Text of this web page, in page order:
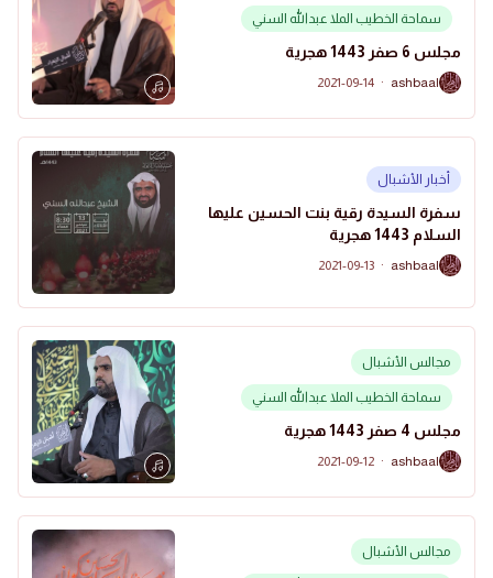
سماحة الخطيب الملا عبدالله السني
مجلس 6 صفر 1443 هجرية
A
ashbaal
·
2021-09-14
أخبار الأشبال
سفرة السيدة رقية بنت الحسين عليها
السلام 1443 هجرية
A
ashbaal
·
2021-09-13
مجالس الأشبال
سماحة الخطيب الملا عبدالله السني
مجلس 4 صفر 1443 هجرية
A
ashbaal
·
2021-09-12
مجالس الأشبال